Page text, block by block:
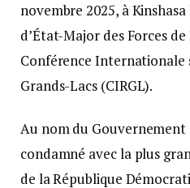
novembre 2025, à
d’État-Major des Forces
Conférence Internationale
Grands-Lacs (CIRGL).
Au nom du Gouvernement
condamné avec la plus
de la République